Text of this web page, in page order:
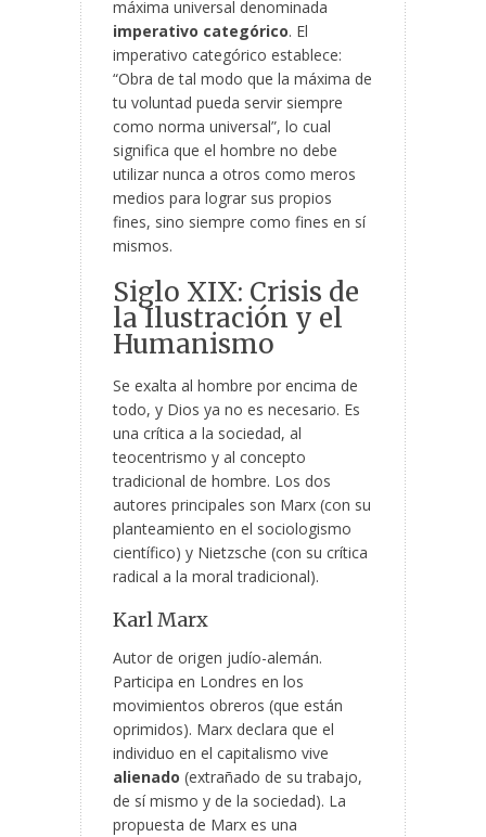
máxima universal denominada
imperativo categórico. El
imperativo categórico establece:
“Obra de tal modo que la máxima de
tu voluntad pueda servir siempre
como norma universal”, lo cual
significa que el hombre no debe
utilizar nunca a otros como meros
medios para lograr sus propios
fines, sino siempre como fines en sí
mismos.
Siglo XIX: Crisis de
la Ilustración y el
Humanismo
Se exalta al hombre por encima de
todo, y Dios ya no es necesario. Es
una crítica a la sociedad, al
teocentrismo y al concepto
tradicional de hombre. Los dos
autores principales son Marx (con su
planteamiento en el sociologismo
científico) y Nietzsche (con su crítica
radical a la moral tradicional).
Karl Marx
Autor de origen judío-alemán.
Participa en Londres en los
movimientos obreros (que están
oprimidos). Marx declara que el
individuo en el capitalismo vive
alienado (extrañado de su trabajo,
de sí mismo y de la sociedad). La
propuesta de Marx es una